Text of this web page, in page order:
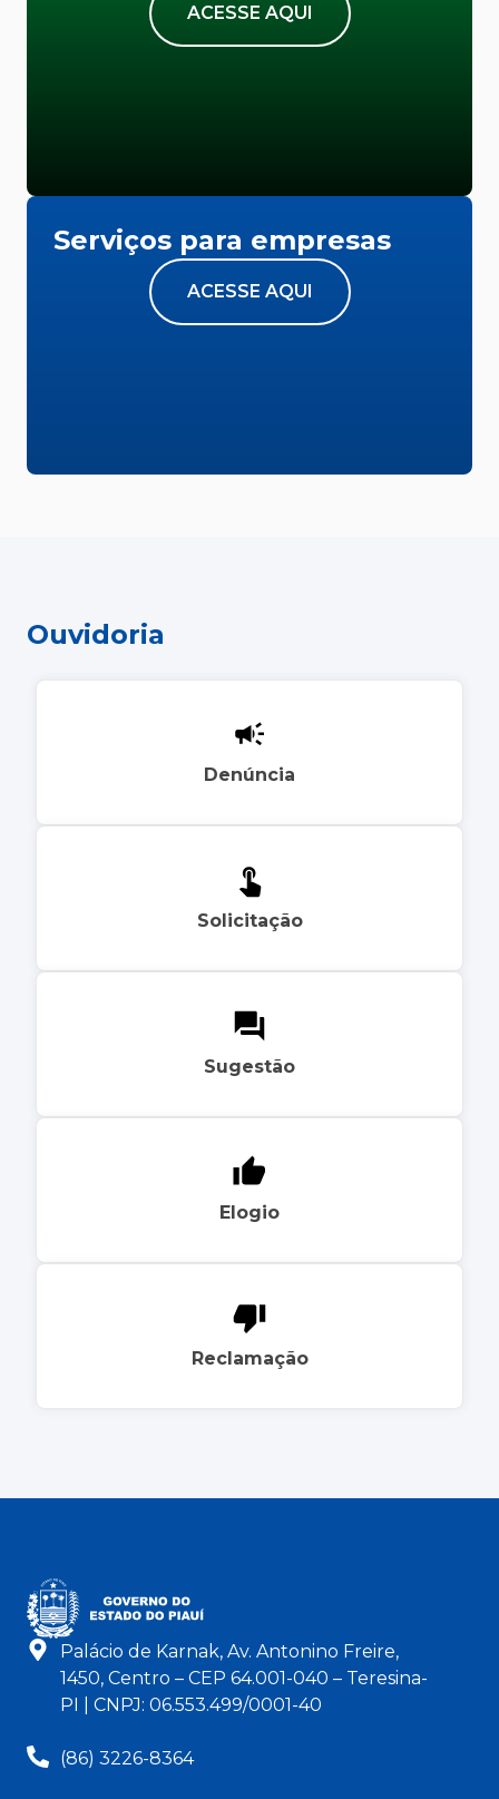
ACESSE AQUI
Serviços para empresas
ACESSE AQUI
Ouvidoria
Denúncia
Solicitação
Sugestão
Elogio
Reclamação
Palácio de Karnak, Av. Antonino Freire,
1450, Centro – CEP 64.001-040 – Teresina-
PI | CNPJ: 06.553.499/0001-40
(86) 3226-8364